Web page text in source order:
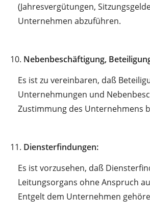
(Jahresvergütungen,
Unternehmen abzuführen.
10. Nebenbeschäftigung,
Es ist zu vereinbaren, daß
Unternehmungen und
Zustimmung des Unternehmens
11. Diensterfindungen:
Es ist vorzusehen, daß
Leitungsorgans ohne Anspruch
Entgelt dem Unternehmen